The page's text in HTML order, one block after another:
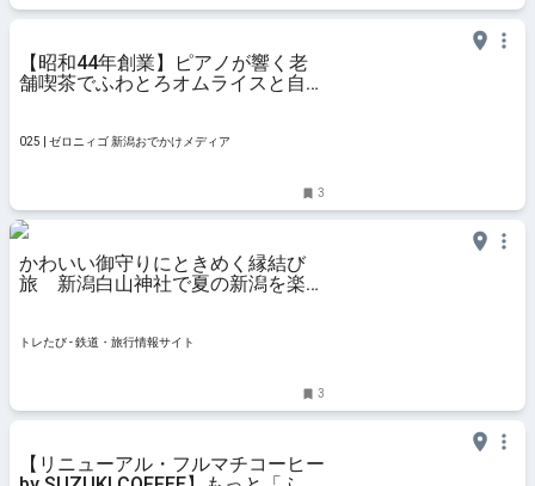
【昭和44年創業】ピアノが響く老
舗喫茶でふわとろオムライスと自家
ムライス #デート #ピアノ #プリン
025 | ゼロニィゴ 新潟おでかけメディア
3
かわいい御守りにときめく縁結び
旅 新潟白山神社で夏の新潟を楽し
トレたび - 鉄道・旅行情報サイト
3
【リニューアル・フルマチコーヒー